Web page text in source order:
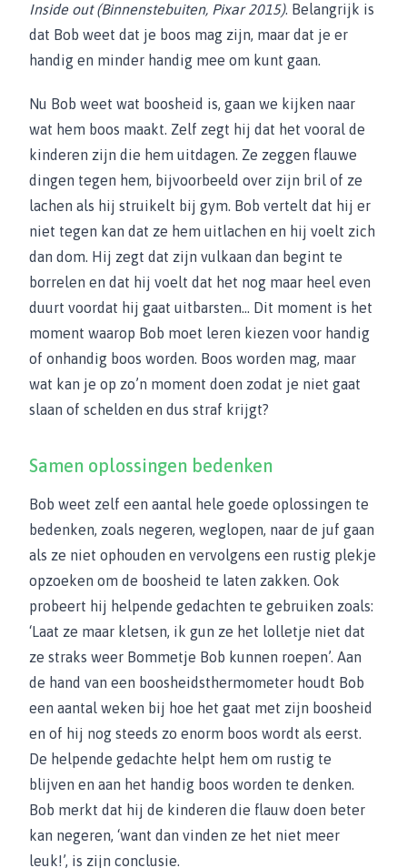
Inside out (Binnenstebuiten, Pixar 2015). Belangrijk is
dat Bob weet dat je boos mag zijn, maar dat je er
handig en minder handig mee om kunt gaan.
Nu Bob weet wat boosheid is, gaan we kijken naar
wat hem boos maakt. Zelf zegt hij dat het vooral de
kinderen zijn die hem uitdagen. Ze zeggen flauwe
dingen tegen hem, bijvoorbeeld over zijn bril of ze
lachen als hij struikelt bij gym. Bob vertelt dat hij er
niet tegen kan dat ze hem uitlachen en hij voelt zich
dan dom. Hij zegt dat zijn vulkaan dan begint te
borrelen en dat hij voelt dat het nog maar heel even
duurt voordat hij gaat uitbarsten… Dit moment is het
moment waarop Bob moet leren kiezen voor handig
of onhandig boos worden. Boos worden mag, maar
wat kan je op zo’n moment doen zodat je niet gaat
slaan of schelden en dus straf krijgt?
Samen oplossingen bedenken
Bob weet zelf een aantal hele goede oplossingen te
bedenken, zoals negeren, weglopen, naar de juf gaan
als ze niet ophouden en vervolgens een rustig plekje
opzoeken om de boosheid te laten zakken. Ook
probeert hij helpende gedachten te gebruiken zoals:
‘Laat ze maar kletsen, ik gun ze het lolletje niet dat
ze straks weer Bommetje Bob kunnen roepen’. Aan
de hand van een boosheidsthermometer houdt Bob
een aantal weken bij hoe het gaat met zijn boosheid
en of hij nog steeds zo enorm boos wordt als eerst.
De helpende gedachte helpt hem om rustig te
blijven en aan het handig boos worden te denken.
Bob merkt dat hij de kinderen die flauw doen beter
kan negeren, ‘want dan vinden ze het niet meer
leuk!’, is zijn conclusie.